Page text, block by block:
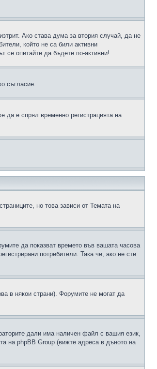
Ако става дума за втория случай, да не
който не са били активни
се опитайте да бъдете по-активни!
съгласие.
да е спрял временно регистрацията на
но това зависи от Темата на
да показват времето във вашата часова
потребители. Така че, ако не сте
в някои страни). Форумите не могат да
дали има наличен файл с вашия език,
на phpBB Group (вижте адреса в дъното на